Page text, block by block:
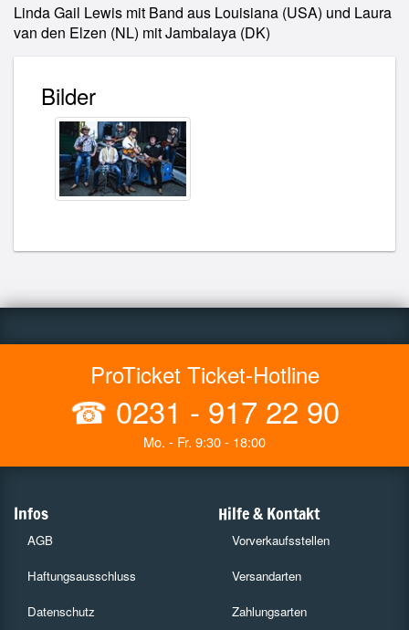
Linda Gail Lewis mit Band aus Louisiana (USA) und Laura
van den Elzen (NL) mit Jambalaya (DK)
Bilder
ProTicket Ticket-Hotline
☎ 0231 - 917 22 90
Mo. - Fr. 9:30 - 18:00
Infos
AGB
Haftungsausschluss
Datenschutz
Hilfe & Kontakt
Vorverkaufsstellen
Versandarten
Zahlungsarten